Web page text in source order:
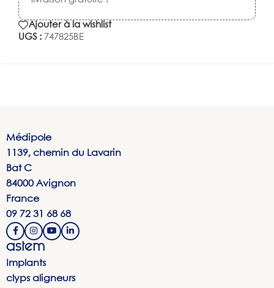
Ajouter à la wishlist
UGS : 747825BE
Médipole
1139, chemin du Lavarin
Bat C
84000 Avignon
France
09 72 31 68 68
astem
Implants
clyps aligneurs